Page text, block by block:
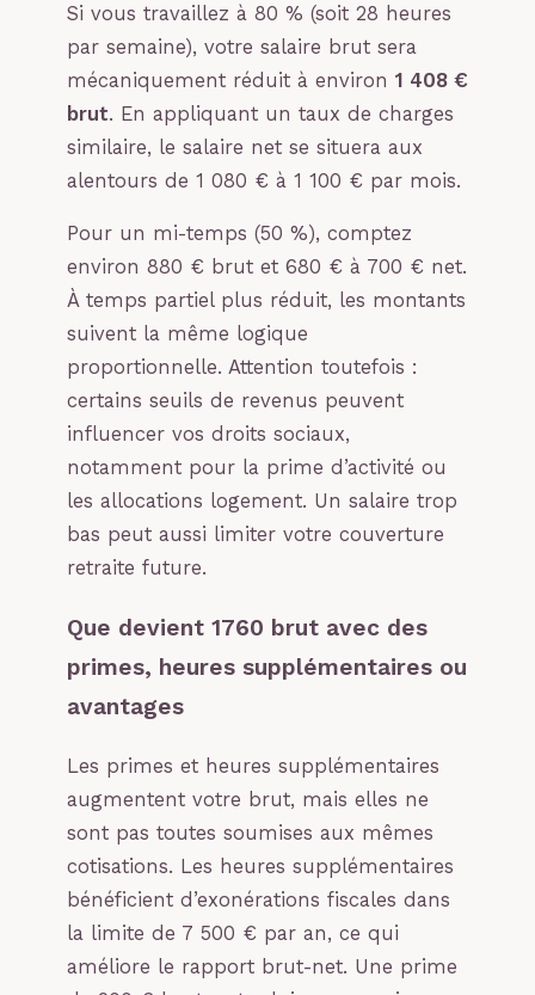
Si vous travaillez à 80 % (soit 28 heures
par semaine), votre salaire brut sera
mécaniquement réduit à environ 1 408 €
brut. En appliquant un taux de charges
similaire, le salaire net se situera aux
alentours de 1 080 € à 1 100 € par mois.
Pour un mi-temps (50 %), comptez
environ 880 € brut et 680 € à 700 € net.
À temps partiel plus réduit, les montants
suivent la même logique
proportionnelle. Attention toutefois :
certains seuils de revenus peuvent
influencer vos droits sociaux,
notamment pour la prime d’activité ou
les allocations logement. Un salaire trop
bas peut aussi limiter votre couverture
retraite future.
Que devient 1760 brut avec des
primes, heures supplémentaires ou
avantages
Les primes et heures supplémentaires
augmentent votre brut, mais elles ne
sont pas toutes soumises aux mêmes
cotisations. Les heures supplémentaires
bénéficient d’exonérations fiscales dans
la limite de 7 500 € par an, ce qui
améliore le rapport brut-net. Une prime